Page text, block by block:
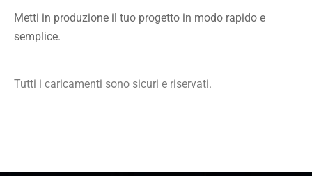
Metti in produzione il tuo progetto in modo rapido e
semplice.
Tutti i caricamenti sono sicuri e riservati.